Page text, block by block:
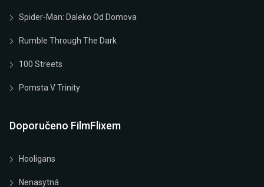
Spider-Man: Daleko Od Domova
Rumble Through The Dark
100 Streets
Pomsta V Trinity
Doporučeno FilmFlixem
Hooligans
Nenasytná